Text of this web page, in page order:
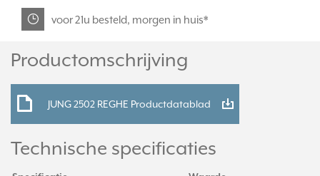
voor 21u besteld, morgen in huis*
Productomschrijving
JUNG 2502 REGHE Productdatablad
Technische specificaties